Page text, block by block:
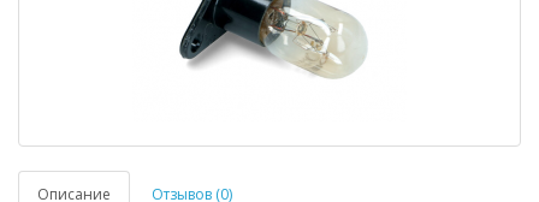
Описание Отзывов (0)